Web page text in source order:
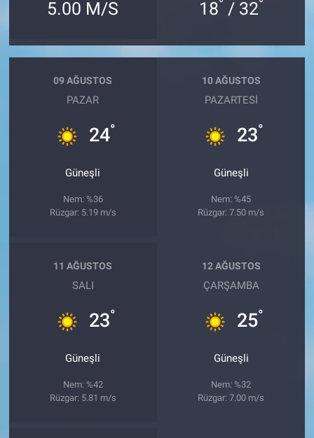
5.00 M/S 18° / 32°
09 AĞUSTOS
PAZAR
24°
Güneşli
Nem: %36
Rüzgar: 5.19 m/s
10 AĞUSTOS
PAZARTESI
23°
Güneşli
Nem: %45
Rüzgar: 7.50 m/s
11 AĞUSTOS
SALI
23°
Güneşli
Nem: %42
Rüzgar: 5.81 m/s
12 AĞUSTOS
ÇARŞAMBA
25°
Güneşli
Nem: %32
Rüzgar: 7.00 m/s